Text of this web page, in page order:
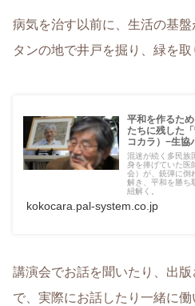
病気を治す以前に、生活の基
タンの地で井戸を掘り、緑を取
平和を作るた
たちに残した
コカラ）−生協
混迷が続く多民族
身を捧げていた医
会）が、銃弾に倒
解き、平和を勝ち
紐解く。
kokocara.pal-system.co.jp
講演会でお話を聞いたり、出
で、実際にお話したり一緒に